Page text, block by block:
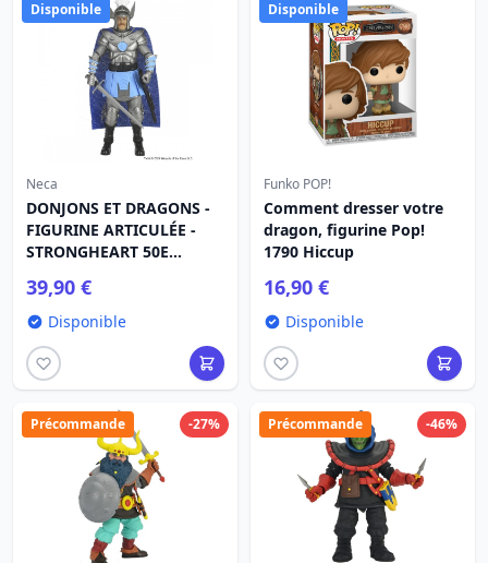
Disponible
Neca
DONJONS ET DRAGONS -
FIGURINE ARTICULÉE -
STRONGHEART 50E
39,90 €
Disponible
Disponible
Funko POP!
Comment dresser votre
dragon, figurine Pop!
1790 Hiccup
16,90 €
Disponible
-27%
Précommande -46%
Précommande